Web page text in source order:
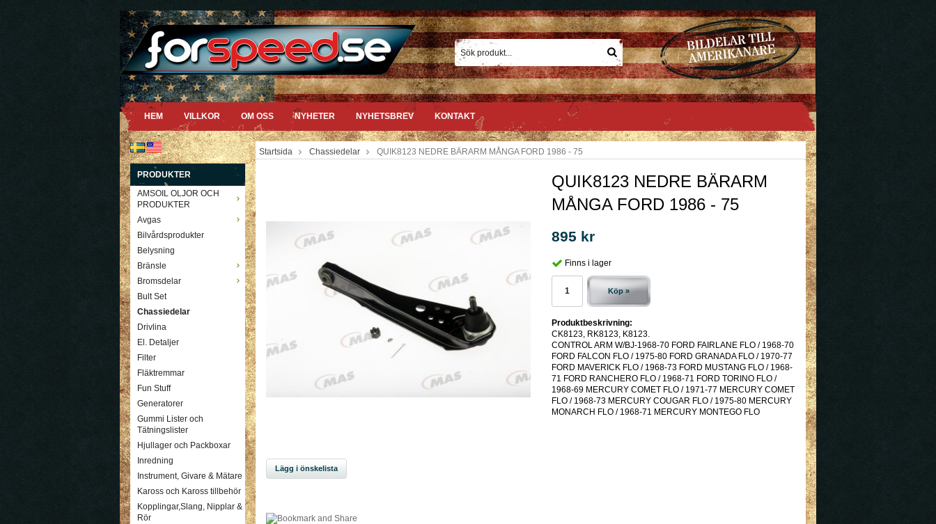
HEM VILLKOR OM OSS NYHETER NYHETSBREV KONTAKT
PRODUKTER
AMSOIL OLJOR OCH
PRODUKTER
Avgas
Bilvårdsprodukter
Belysning
Bränsle
Bromsdelar
Bult Set
Chassiedelar
Drivlina
El. Detaljer
Filter
Fläktremmar
Fun Stuff
Generatorer
Gummi Lister och
Tätningslister
Hjullager och Packboxar
Inredning
Instrument, Givare & Mätare
Kaross och Kaross tillbehör
Kopplingar,Slang, Nipplar &
Rör
Startsida Chassiedelar QUIK8123 NEDRE BÄRARM MÅNGA FORD 1986 - 75
Lägg i önskelista
QUIK8123 NEDRE BÄRARM
MÅNGA FORD 1986 - 75
895 kr
Finns i lager
Köp »
Produktbeskrivning:
CK8123, RK8123, K8123.
CONTROL ARM W/BJ-1968-70 FORD FAIRLANE FLO / 1968-70
FORD FALCON FLO / 1975-80 FORD GRANADA FLO / 1970-77
FORD MAVERICK FLO / 1968-73 FORD MUSTANG FLO / 1968-
71 FORD RANCHERO FLO / 1968-71 FORD TORINO FLO /
1968-69 MERCURY COMET FLO / 1971-77 MERCURY COMET
FLO / 1968-73 MERCURY COUGAR FLO / 1975-80 MERCURY
MONARCH FLO / 1968-71 MERCURY MONTEGO FLO